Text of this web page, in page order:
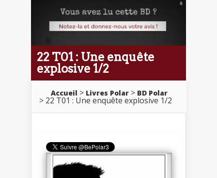
22 T01 : Une enquête
explosive 1/2
Accueil Livres Polar BD Polar
22 T01 : Une enquête explosive 1/2